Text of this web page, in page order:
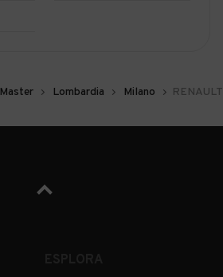
Master Lombardia Milano